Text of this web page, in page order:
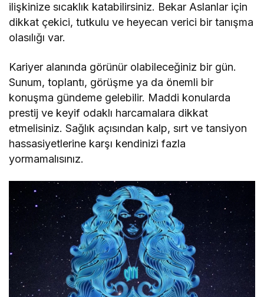
ilişkinize sıcaklık katabilirsiniz. Bekar Aslanlar için
dikkat çekici, tutkulu ve heyecan verici bir tanışma
olasılığı var.
Kariyer alanında görünür olabileceğiniz bir gün.
Sunum, toplantı, görüşme ya da önemli bir
konuşma gündeme gelebilir. Maddi konularda
prestij ve keyif odaklı harcamalara dikkat
etmelisiniz. Sağlık açısından kalp, sırt ve tansiyon
hassasiyetlerine karşı kendinizi fazla
yormamalısınız.